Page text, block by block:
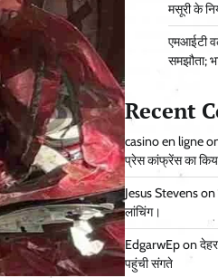
मसूरी के
एमआईटी
समझौता;
Recent
casino en ligne
प्रेस कांफ्रेंस का
Jesus Stevenson
लांचिंग।
EdgarwEpon
पहुंची संगते